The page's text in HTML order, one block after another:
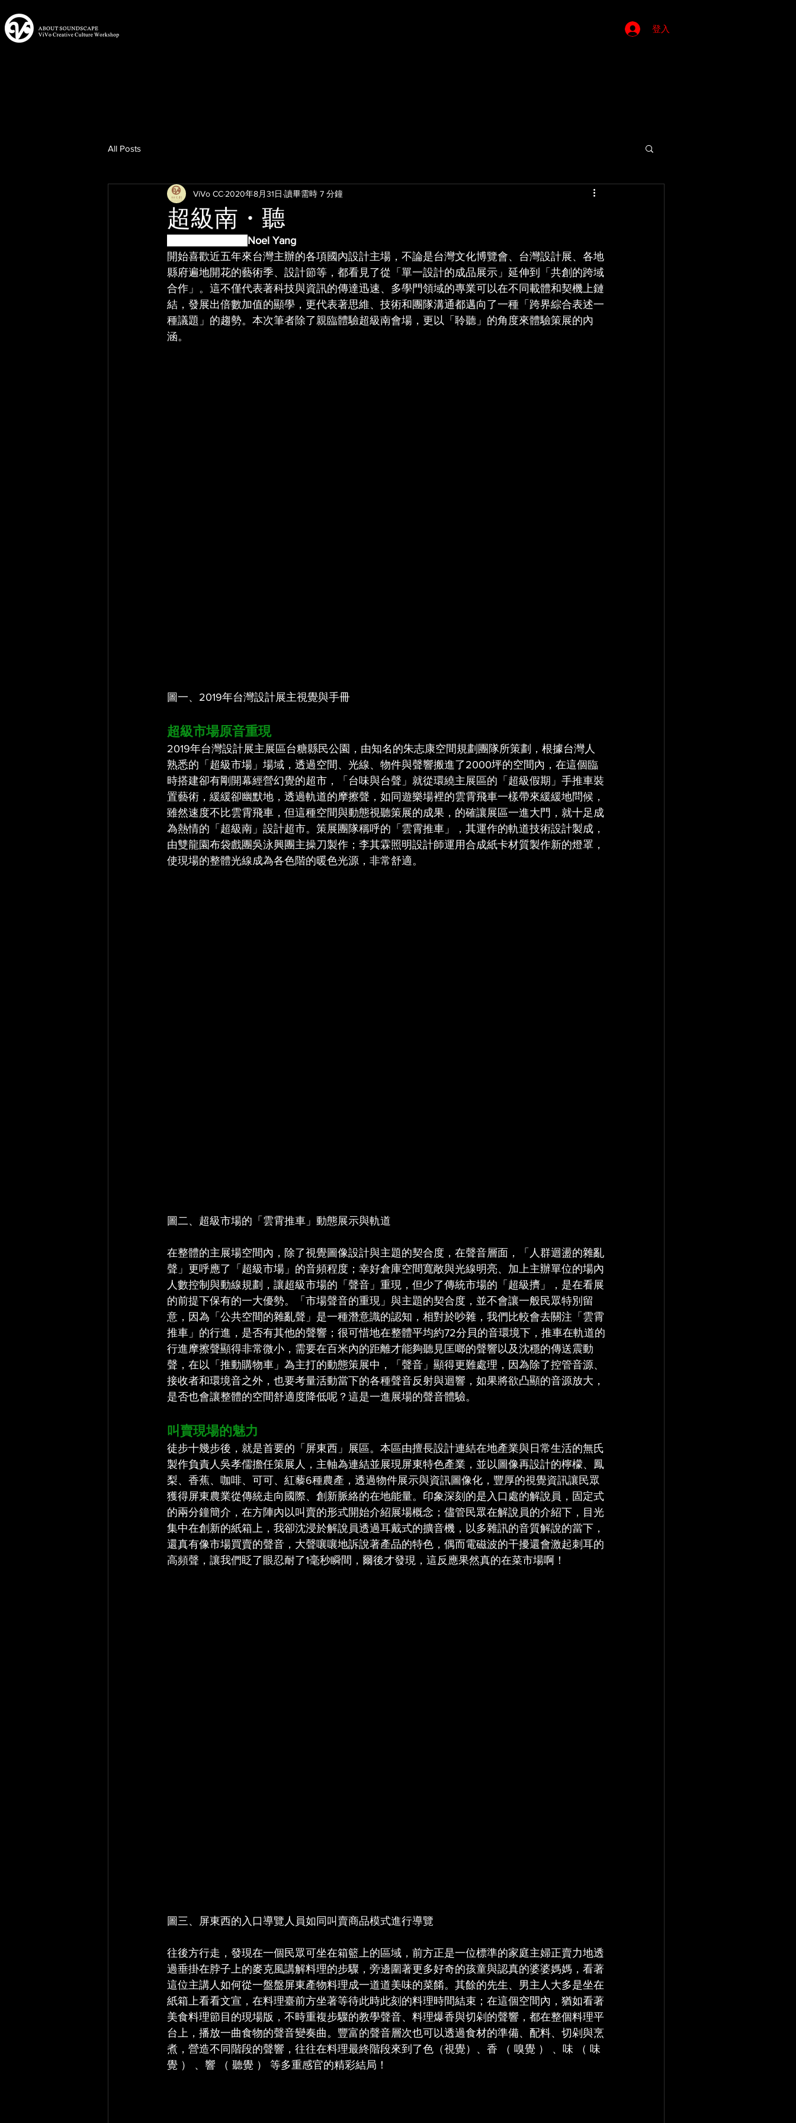
登入
All Posts
超級南・聽
ViVo CC 2020年8月31日 讀畢需時 7 分鐘
Noel Yang
開始喜歡近五年來台灣主辦的各項國內設計主場，不論是台灣文化博覽會、台灣設計展、各地
縣府遍地開花的藝術季、設計節等，都看見了從「單一設計的成品展示」延伸到「共創的跨域
合作」。這不僅代表著科技與資訊的傳達迅速、多學門領域的專業可以在不同載體和契機上鏈
結，發展出倍數加值的顯學，更代表著思維、技術和團隊溝通都邁向了一種「跨界綜合表述一
種議題」的趨勢。本次筆者除了親臨體驗超級南會場，更以「聆聽」的角度來體驗策展的內
涵。
圖一、2019年台灣設計展主視覺與手冊
超級市場原音重現
2019年台灣設計展主展區台糖縣民公園，由知名的朱志康空間規劃團隊所策劃，根據台灣人
熟悉的「超級市場」場域，透過空間、光線、物件與聲響搬進了2000坪的空間內，在這個臨
時搭建卻有剛開幕經營幻覺的超市，「台味與台聲」就從環繞主展區的「超級假期」手推車裝
置藝術，緩緩卻幽默地，透過軌道的摩擦聲，如同遊樂場裡的雲霄飛車一樣帶來緩緩地問候，
雖然速度不比雲霄飛車，但這種空間與動態視聽策展的成果，的確讓展區一進大門，就十足成
為熱情的「超級南」設計超市。策展團隊稱呼的「雲霄推車」，其運作的軌道技術設計製成，
由雙龍園布袋戲團吳泳興團主操刀製作；李其霖照明設計師運用合成紙卡材質製作新的燈罩，
使現場的整體光線成為各色階的暖色光源，非常舒適。
圖二、超級市場的「雲霄推車」動態展示與軌道
在整體的主展場空間內，除了視覺圖像設計與主題的契合度，在聲音層面，「人群迴盪的雜亂
聲」更呼應了「超級市場」的音頻程度；幸好倉庫空間寬敞與光線明亮、加上主辦單位的場內
人數控制與動線規劃，讓超級市場的「聲音」重現，但少了傳統市場的「超級擠」，是在看展
的前提下保有的一大優勢。「市場聲音的重現」與主題的契合度，並不會讓一般民眾特別留
意，因為「公共空間的雜亂聲」是一種潛意識的認知，相對於吵雜，我們比較會去關注「雲霄
推車」的行進，是否有其他的聲響；很可惜地在整體平均約72分貝的音環境下，推車在軌道的
行進摩擦聲顯得非常微小，需要在百米內的距離才能夠聽見匡啷的聲響以及沈穩的傳送震動
聲，在以「推動購物車」為主打的動態策展中，「聲音」顯得更難處理，因為除了控管音源、
接收者和環境音之外，也要考量活動當下的各種聲音反射與迴響，如果將欲凸顯的音源放大，
是否也會讓整體的空間舒適度降低呢？這是一進展場的聲音體驗。
叫賣現場的魅力
徒步十幾步後，就是首要的「屏東西」展區。本區由擅長設計連結在地產業與日常生活的無氏
製作負責人吳孝儒擔任策展人，主軸為連結並展現屏東特色產業，並以圖像再設計的檸檬、鳳
梨、香蕉、咖啡、可可、紅藜6種農產，透過物件展示與資訊圖像化，豐厚的視覺資訊讓民眾
獲得屏東農業從傳統走向國際、創新脈絡的在地能量。印象深刻的是入口處的解說員，固定式
的兩分鐘簡介，在方陣內以叫賣的形式開始介紹展場概念；儘管民眾在解說員的介紹下，目光
集中在創新的紙箱上，我卻沈浸於解說員透過耳戴式的擴音機，以多雜訊的音質解說的當下，
還真有像市場買賣的聲音，大聲嚷嚷地訴說著產品的特色，偶而電磁波的干擾還會激起刺耳的
高頻聲，讓我們眨了眼忍耐了1毫秒瞬間，爾後才發現，這反應果然真的在菜市場啊！
圖三、屏東西的入口導覽人員如同叫賣商品模式進行導覽
往後方行走，發現在一個民眾可坐在箱籃上的區域，前方正是一位標準的家庭主婦正賣力地透
過垂掛在脖子上的麥克風講解料理的步驟，旁邊圍著更多好奇的孩童與認真的婆婆媽媽，看著
這位主講人如何從一盤盤屏東產物料理成一道道美味的菜餚。其餘的先生、男主人大多是坐在
紙箱上看看文宣，在料理臺前方坐著等待此時此刻的料理時間結束；在這個空間內，猶如看著
美食料理節目的現場版，不時重複步驟的教學聲音、料理爆香與切剁的聲響，都在整個料理平
台上，播放一曲食物的聲音變奏曲。豐富的聲音層次也可以透過食材的準備、配料、切剁與烹
煮，營造不同階段的聲響，往往在料理最終階段來到了色（視覺）、香 （ 嗅覺 ） 、味 （ 味
覺 ） 、響 （ 聽覺 ） 等多重感官的精彩結局！